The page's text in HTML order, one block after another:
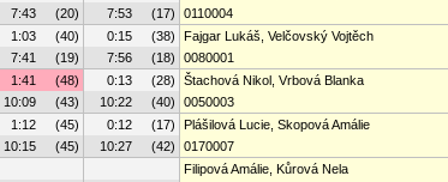
7:43 (20) 7:53 (17)
0110004
1:03 (40) 0:15 (38)
Fajgar Lukáš, Velčovský Vojtěch
7:41 (19) 7:56 (18)
0080001
1:41 (48) 0:13 (28)
Štachová Nikol, Vrbová Blanka
10:09 (43) 10:22 (40)
0050003
1:12 (45) 0:12 (17)
Plášilová Lucie, Skopová Amálie
10:15 (45) 10:27 (42)
0170007
Filipová Amálie, Kůrová Nela